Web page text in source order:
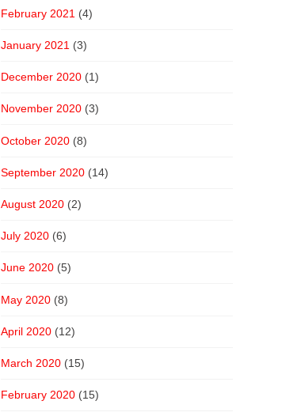
February 2021 (4)
January 2021 (3)
December 2020 (1)
November 2020 (3)
October 2020 (8)
September 2020 (14)
August 2020 (2)
July 2020 (6)
June 2020 (5)
May 2020 (8)
April 2020 (12)
March 2020 (15)
February 2020 (15)